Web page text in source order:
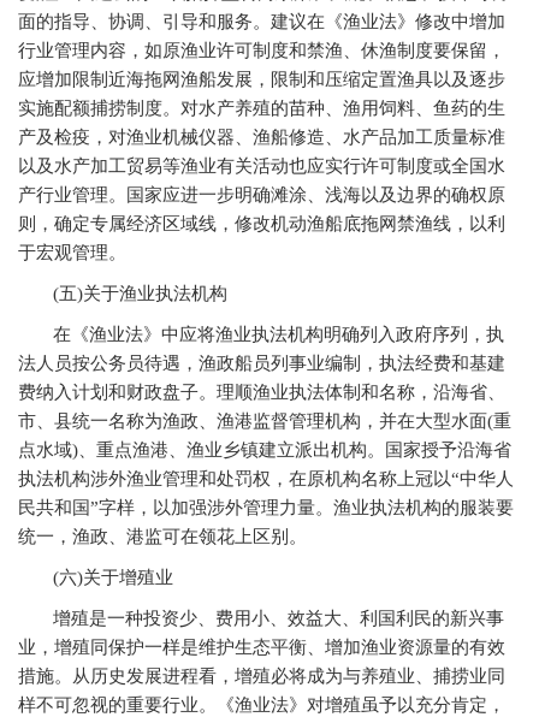
面的指导、协调、引导和服务。建议在《渔业法》修改中增加
行业管理内容，如原渔业许可制度和禁渔、休渔制度要保留，
应增加限制近海拖网渔船发展，限制和压缩定置渔具以及逐步
实施配额捕捞制度。对水产养殖的苗种、渔用饲料、鱼药的生
产及检疫，对渔业机械仪器、渔船修造、水产品加工质量标准
以及水产加工贸易等渔业有关活动也应实行许可制度或全国水
产行业管理。国家应进一步明确滩涂、浅海以及边界的确权原
则，确定专属经济区域线，修改机动渔船底拖网禁渔线，以利
于宏观管理。
(五)关于渔业执法机构
在《渔业法》中应将渔业执法机构明确列入政府序列，执
法人员按公务员待遇，渔政船员列事业编制，执法经费和基建
费纳入计划和财政盘子。理顺渔业执法体制和名称，沿海省、
市、县统一名称为渔政、渔港监督管理机构，并在大型水面(重
点水域)、重点渔港、渔业乡镇建立派出机构。国家授予沿海省
执法机构涉外渔业管理和处罚权，在原机构名称上冠以“中华人
民共和国”字样，以加强涉外管理力量。渔业执法机构的服装要
统一，渔政、港监可在领花上区别。
(六)关于增殖业
增殖是一种投资少、费用小、效益大、利国利民的新兴事
业，增殖同保护一样是维护生态平衡、增加渔业资源量的有效
措施。从历史发展进程看，增殖必将成为与养殖业、捕捞业同
样不可忽视的重要行业。《渔业法》对增殖虽予以充分肯定，